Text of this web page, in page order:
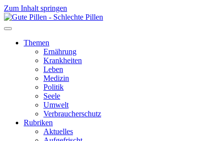
Zum Inhalt springen
Themen
Ernährung
Krankheiten
Leben
Medizin
Politik
Seele
Umwelt
Verbraucherschutz
Rubriken
Aktuelles